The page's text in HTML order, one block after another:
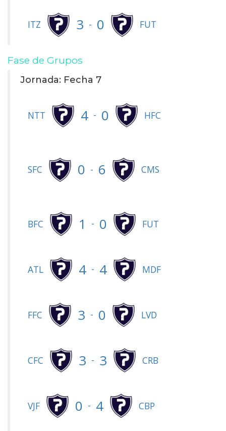
ITZ 3 - 0 FUT
Fase de Grupos
Jornada: Fecha 7
NTT 4 - 0 HFC
SFC 0 - 6 CMS
BFC 1 - 0 FUT
ATL 4 - 4 MDF
FFC 3 - 0 LVD
CFC 3 - 3 CRB
VJF 0 - 4 CBP